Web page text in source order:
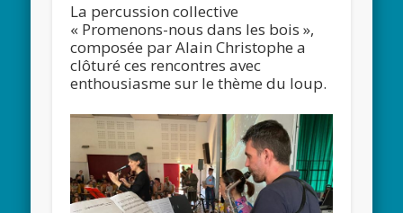
La percussion collective
« Promenons-nous dans les bois »,
composée par Alain Christophe a
clôturé ces rencontres avec
enthousiasme sur le thème du loup.